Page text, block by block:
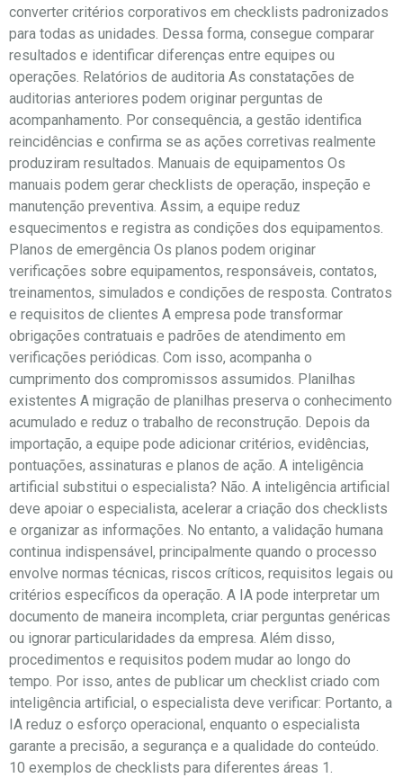
converter critérios corporativos em checklists padronizados
para todas as unidades. Dessa forma, consegue comparar
resultados e identificar diferenças entre equipes ou
operações. Relatórios de auditoria As constatações de
auditorias anteriores podem originar perguntas de
acompanhamento. Por consequência, a gestão identifica
reincidências e confirma se as ações corretivas realmente
produziram resultados. Manuais de equipamentos Os
manuais podem gerar checklists de operação, inspeção e
manutenção preventiva. Assim, a equipe reduz
esquecimentos e registra as condições dos equipamentos.
Planos de emergência Os planos podem originar
verificações sobre equipamentos, responsáveis, contatos,
treinamentos, simulados e condições de resposta. Contratos
e requisitos de clientes A empresa pode transformar
obrigações contratuais e padrões de atendimento em
verificações periódicas. Com isso, acompanha o
cumprimento dos compromissos assumidos. Planilhas
existentes A migração de planilhas preserva o conhecimento
acumulado e reduz o trabalho de reconstrução. Depois da
importação, a equipe pode adicionar critérios, evidências,
pontuações, assinaturas e planos de ação. A inteligência
artificial substitui o especialista? Não. A inteligência artificial
deve apoiar o especialista, acelerar a criação dos checklists
e organizar as informações. No entanto, a validação humana
continua indispensável, principalmente quando o processo
envolve normas técnicas, riscos críticos, requisitos legais ou
critérios específicos da operação. A IA pode interpretar um
documento de maneira incompleta, criar perguntas genéricas
ou ignorar particularidades da empresa. Além disso,
procedimentos e requisitos podem mudar ao longo do
tempo. Por isso, antes de publicar um checklist criado com
inteligência artificial, o especialista deve verificar: Portanto, a
IA reduz o esforço operacional, enquanto o especialista
garante a precisão, a segurança e a qualidade do conteúdo.
10 exemplos de checklists para diferentes áreas 1.